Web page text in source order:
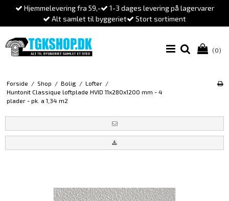
Hjemmelevering fra 59,-
1-3 dages levering på lagervarer
Alt samlet til byggeriet
Stort sortiment
(0)
Forside / Shop / Bolig / Lofter /
Huntonit Classique loftplade HVID 11x280x1200 mm - 4
plader - pk. a 1,34 m2